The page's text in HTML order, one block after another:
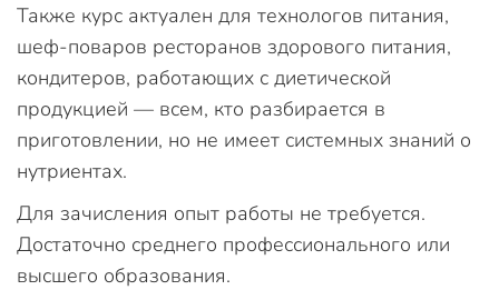
Также курс актуален для технологов питания,
шеф-поваров ресторанов здорового питания,
кондитеров, работающих с диетической
продукцией — всем, кто разбирается в
приготовлении, но не имеет системных знаний о
нутриентах.
Для зачисления опыт работы не требуется.
Достаточно среднего профессионального или
высшего образования.